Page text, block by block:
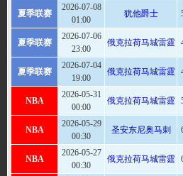
夏季联赛
2026-07-08
01:00
犹他爵士
夏季联赛
2026-07-06
23:00
俄克拉荷马城雷霆
夏季联赛
2026-07-04
19:00
俄克拉荷马城雷霆
NBA
2026-05-31
00:00
俄克拉荷马城雷霆
NBA
2026-05-29
00:30
圣安东尼奥马刺
NBA
2026-05-27
00:30
俄克拉荷马城雷霆